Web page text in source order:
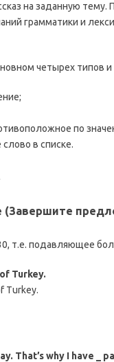
на заданную
грамматики и
четырех типов и
по
в списке.
(Завершите
т.е. подавляющее
Turkey.
Turkey.
That’s why I have _